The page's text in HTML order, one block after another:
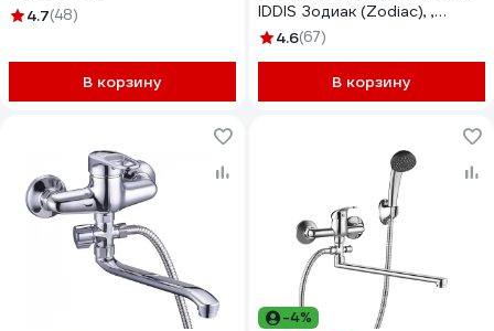
4.7(48)
В корзину
IDDIS Зодиак (Zodiac), ,
ZODSB02i02
4.6(67)
В корзину
-4%